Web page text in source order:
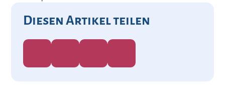
Diesen Artikel teilen